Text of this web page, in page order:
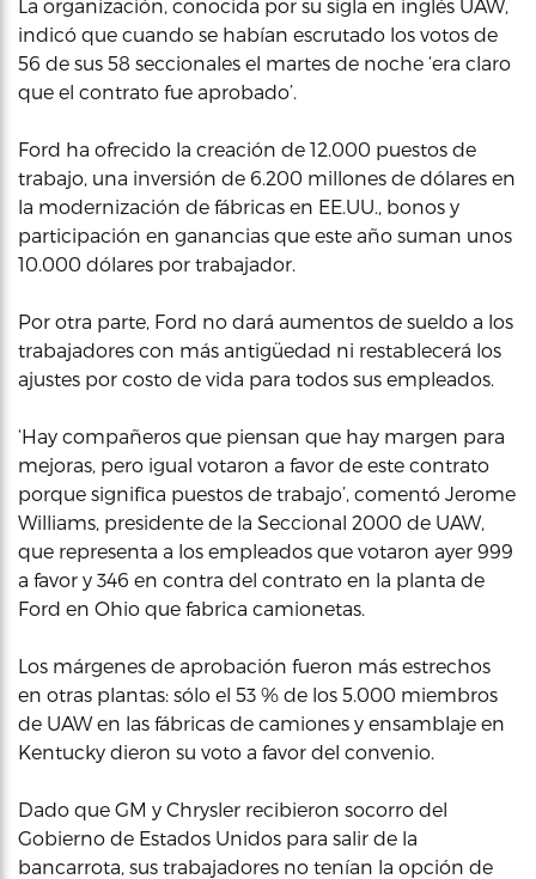
La organización, conocida por su sigla en inglés UAW,
indicó que cuando se habían escrutado los votos de
56 de sus 58 seccionales el martes de noche ‘era claro
que el contrato fue aprobado’.
Ford ha ofrecido la creación de 12.000 puestos de
trabajo, una inversión de 6.200 millones de dólares en
la modernización de fábricas en EE.UU., bonos y
participación en ganancias que este año suman unos
10.000 dólares por trabajador.
Por otra parte, Ford no dará aumentos de sueldo a los
trabajadores con más antigüedad ni restablecerá los
ajustes por costo de vida para todos sus empleados.
‘Hay compañeros que piensan que hay margen para
mejoras, pero igual votaron a favor de este contrato
porque significa puestos de trabajo’, comentó Jerome
Williams, presidente de la Seccional 2000 de UAW,
que representa a los empleados que votaron ayer 999
a favor y 346 en contra del contrato en la planta de
Ford en Ohio que fabrica camionetas.
Los márgenes de aprobación fueron más estrechos
en otras plantas: sólo el 53 % de los 5.000 miembros
de UAW en las fábricas de camiones y ensamblaje en
Kentucky dieron su voto a favor del convenio.
Dado que GM y Chrysler recibieron socorro del
Gobierno de Estados Unidos para salir de la
bancarrota, sus trabajadores no tenían la opción de